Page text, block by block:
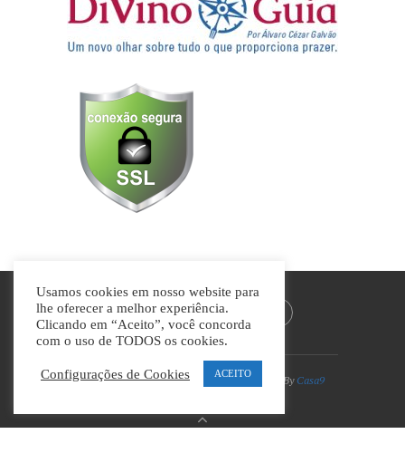
Divino Guia © Todos os direitos reservados | By Casa9
Usamos cookies em nosso website para
lhe oferecer a melhor experiência.
Clicando em “Aceito”, você concorda
com o uso de TODOS os cookies.
Configurações de Cookies ACEITO